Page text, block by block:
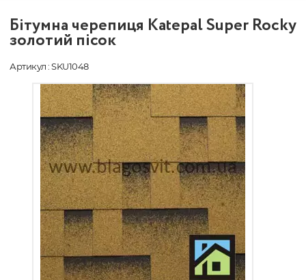
Бітумна черепиця Katepal Super Rocky
золотий пісок
Артикул : SKU1048